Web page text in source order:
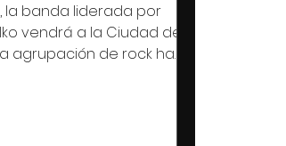
la banda liderada por
vendrá a la Ciudad de
agrupación de rock ha